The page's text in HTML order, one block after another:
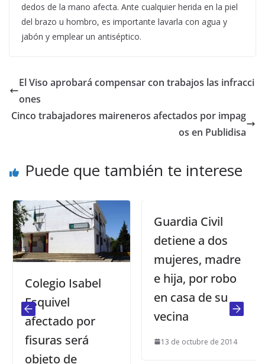
dedos de la mano afecta. Ante cualquier herida en la piel
del brazo u hombro, es importante lavarla con agua y
jabón y emplear un antiséptico.
El Viso aprobará compensar con trabajos las infracci
ones
Cinco trabajadores maireneros afectados por impag
os en Publidisa
Puede que también te interese
Colegio Isabel
Esquivel
afectado por
fisuras será
objeto de
Guardia Civil
detiene a dos
mujeres, madre
e hija, por robo
en casa de su
vecina
13 de octubre de 2014